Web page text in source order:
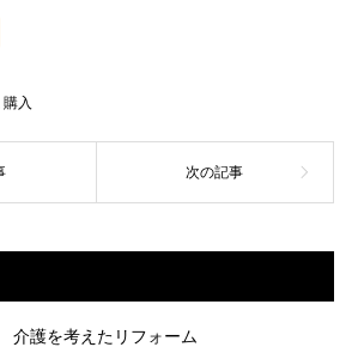
購入
介護を考えたリフォーム